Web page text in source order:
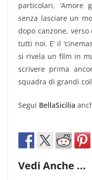
particolari, ‘Amore
senza lasciare un
dopo canzone,
tutti noi. E’ il
si rivela un film in
scrivere prima
squadra di grandi
Segui BellaSicilia
Vedi Anche ...